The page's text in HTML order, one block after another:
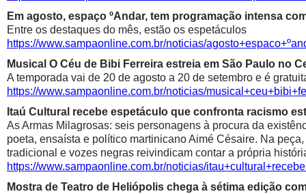
Em agosto, espaço ºAndar, tem programação intensa
Entre os destaques do mês, estão os espetáculos
https://www.sampaonline.com.br/noticias/
Musical O Céu de Bibi Ferreira estreia em São Paulo no
A temporada vai de 20 de agosto a 20 de setembro e é
https://www.sampaonline.com.br/noticias/
Itaú Cultural recebe espetáculo que confronta racismo
As Armas Milagrosas: seis personagens à procura da
poeta, ensaísta e político martinicano Aimé Césaire. Na
tradicional e vozes negras reivindicam contar a própria
https://www.sampaonline.com.br/noticias/
Mostra de Teatro de Heliópolis chega à sétima edição